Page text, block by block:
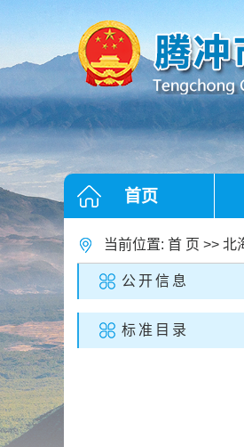
首页
当前位置: 首 页 >> 北
公开信息
标准目录